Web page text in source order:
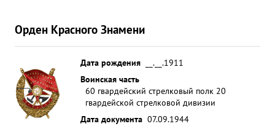
Орден Красного Знамени
Дата рождения
__.__.1911
Воинская часть
60 гвардейский стрелковый полк 20
гвардейской стрелковой дивизии
Дата документа 07.09.1944